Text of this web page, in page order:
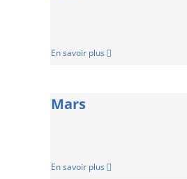
En savoir plus
Mars
En savoir plus